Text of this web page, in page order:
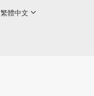
繁體中文